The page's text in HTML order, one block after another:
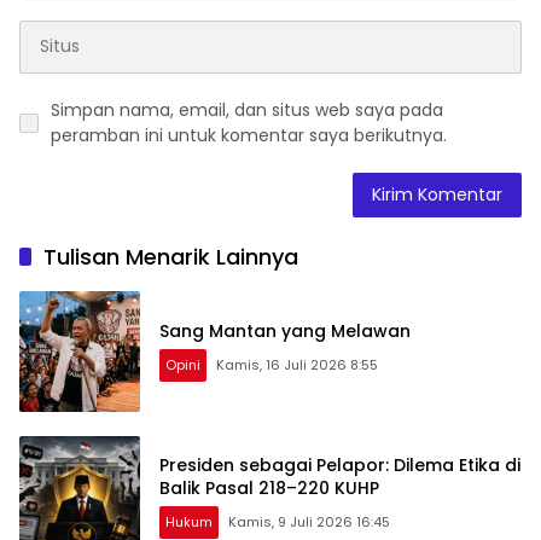
Simpan nama, email, dan situs web saya pada
peramban ini untuk komentar saya berikutnya.
Tulisan Menarik Lainnya
Sang Mantan yang Melawan
Opini Kamis, 16 Juli 2026 8:55
Presiden sebagai Pelapor: Dilema Etika di
Balik Pasal 218–220 KUHP
Hukum Kamis, 9 Juli 2026 16:45